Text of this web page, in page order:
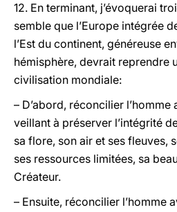
12. En terminant, j’évoquerai
semble que l’Europe intégrée
l’Est du continent, généreuse
hémisphère, devrait reprendre
civilisation mondiale:
– D’abord, réconcilier
veillant à préserver l’intégrité
sa flore, son air et ses fleuves,
ses ressources limitées, sa
Créateur.
– Ensuite, réconcilier l’homme